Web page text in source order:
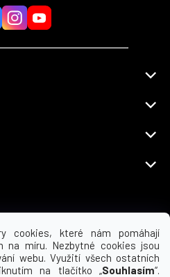
cookies, které nám pomáhají
na míru. Nezbytné cookies jsou
webu. Využití všech ostatních
na tlačítko „Souhlasím“.
dopravy